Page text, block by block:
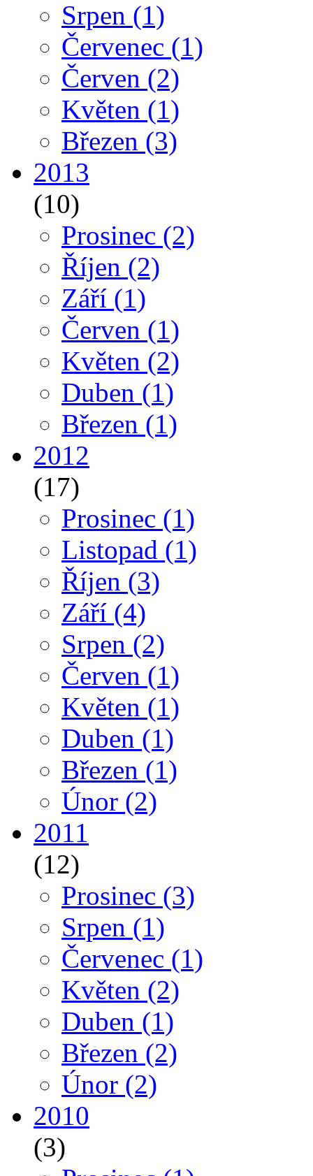
Srpen (1)
Červenec (1)
Červen (2)
Květen (1)
Březen (3)
2013
(10)
Prosinec (2)
Říjen (2)
Září (1)
Červen (1)
Květen (2)
Duben (1)
Březen (1)
2012
(17)
Prosinec (1)
Listopad (1)
Říjen (3)
Září (4)
Srpen (2)
Červen (1)
Květen (1)
Duben (1)
Březen (1)
Únor (2)
2011
(12)
Prosinec (3)
Srpen (1)
Červenec (1)
Květen (2)
Duben (1)
Březen (2)
Únor (2)
2010
(3)